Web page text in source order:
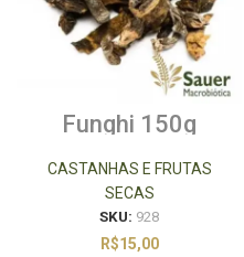
Funghi 150g
CASTANHAS E FRUTAS
SECAS
SKU: 928
R$15,00